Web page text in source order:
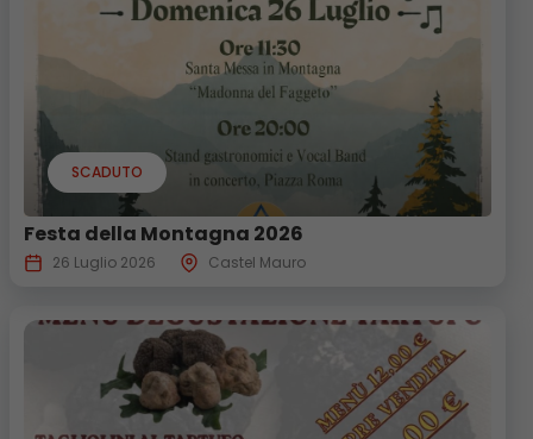
SCADUTO
Festa della Montagna 2026
26 Luglio 2026 Castel Mauro